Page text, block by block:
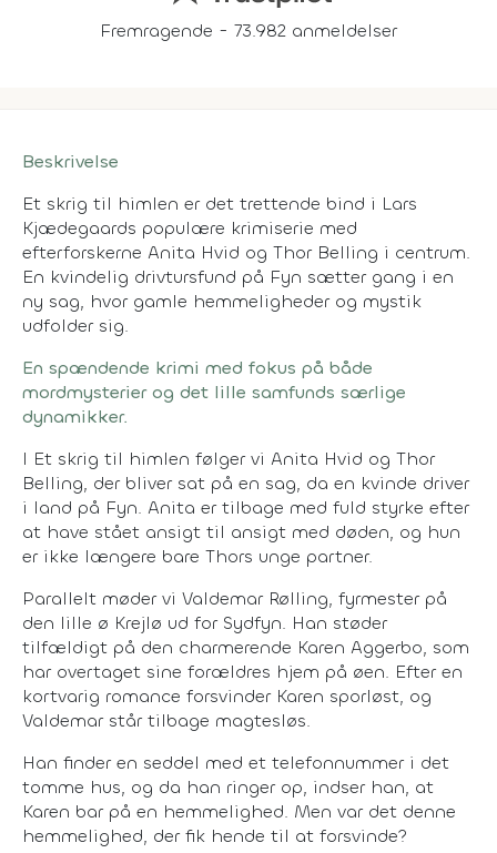
Fremragende - 73.982 anmeldelser
Beskrivelse
Et skrig til himlen er det trettende bind i Lars
Kjædegaards populære krimiserie med
efterforskerne Anita Hvid og Thor Belling i centrum.
En kvindelig drivtursfund på Fyn sætter gang i en
ny sag, hvor gamle hemmeligheder og mystik
udfolder sig.
En spændende krimi med fokus på både
mordmysterier og det lille samfunds særlige
dynamikker.
I Et skrig til himlen følger vi Anita Hvid og Thor
Belling, der bliver sat på en sag, da en kvinde driver
i land på Fyn. Anita er tilbage med fuld styrke efter
at have stået ansigt til ansigt med døden, og hun
er ikke længere bare Thors unge partner.
Parallelt møder vi Valdemar Rølling, fyrmester på
den lille ø Krejlø ud for Sydfyn. Han støder
tilfældigt på den charmerende Karen Aggerbo, som
har overtaget sine forældres hjem på øen. Efter en
kortvarig romance forsvinder Karen sporløst, og
Valdemar står tilbage magtesløs.
Han finder en seddel med et telefonnummer i det
tomme hus, og da han ringer op, indser han, at
Karen bar på en hemmelighed. Men var det denne
hemmelighed, der fik hende til at forsvinde?